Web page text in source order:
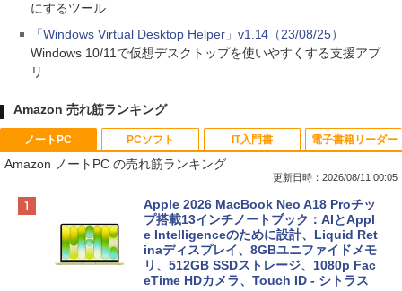
にするツール
「Windows Virtual Desktop Helper」v1.14（23/08/25）
Windows 10/11で仮想デスクトップを使いやすくする支援アプ
リ
Amazon 売れ筋ランキング
ノートPC
Amazon ノートPC の売れ筋ランキング
更新日時：2026/08/11 00:05
Apple 2026 MacBook Neo A18 Proチッ
プ搭載13インチノートブック：AIとAppl
e Intelligenceのために設計、Liquid Ret
inaディスプレイ、8GBユニファイドメモ
リ、512GB SSDストレージ、1080p Fac
eTime HDカメラ、Touch ID - シトラス
PCソフト IT入門書 電子書籍リーダー